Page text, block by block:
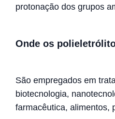
protonação dos grupos
Onde os
São empregados em
biotecnologia,
farmacêutica, alimentos,